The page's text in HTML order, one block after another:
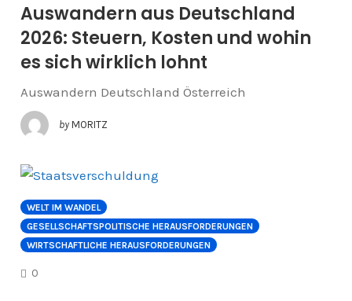
Auswandern aus Deutschland
2026: Steuern, Kosten und wohin
es sich wirklich lohnt
Auswandern Deutschland Österreich
by MORITZ
WELT IM WANDEL
GESELLSCHAFTSPOLITISCHE HERAUSFORDERUNGEN
WIRTSCHAFTLICHE HERAUSFORDERUNGEN
0